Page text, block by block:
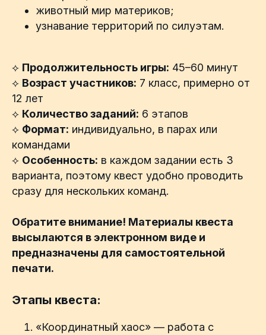
животный мир материков;
узнавание территорий по силуэтам.
⟡ Продолжительность игры: 45–60 минут
⟡ Возраст участников: 7 класс, примерно от
12 лет
⟡ Количество заданий: 6 этапов
⟡ Формат: индивидуально, в парах или
командами
⟡ Особенность: в каждом задании есть 3
варианта, поэтому квест удобно проводить
сразу для нескольких команд.
Обратите внимание! Материалы квеста
высылаются в электронном виде и
предназначены для самостоятельной
печати.
Этапы квеста:
«Координатный хаос» — работа с